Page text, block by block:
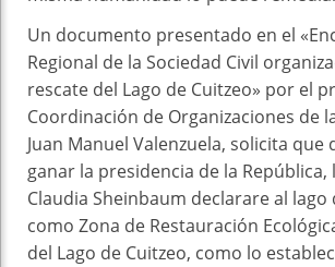
Un documento presentado en el
Regional de la Sociedad Civil
rescate del Lago de Cuitzeo» por el
Coordinación de Organizaciones de
Juan Manuel Valenzuela, solicita que
ganar la presidencia de la República,
Claudia Sheinbaum declarare al lago
como Zona de Restauración
del Lago de Cuitzeo, como lo